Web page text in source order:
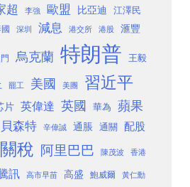
超 李強 歐盟 比亞迪 江澤民
深圳 減息 港交所 港股 滙豐
烏克蘭 特朗普 王毅
罷工 美國 美團 習近平
片 英偉達 英國 華為 蘋果
貝森特 辛偉誠 通脹 通關 配股
關稅 阿里巴巴 陳茂波 香港
訊 高市早苗 高盛 鮑威爾 黃仁勳